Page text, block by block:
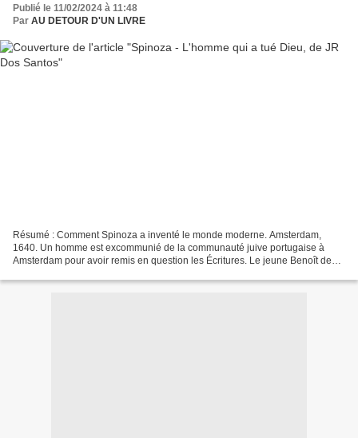
Publié le 11/02/2024 à 11:48
Par AU DETOUR D'UN LIVRE
Résumé : Comment Spinoza a inventé le monde moderne. Amsterdam,
1640. Un homme est excommunié de la communauté juive portugaise à
Amsterdam pour avoir remis en question les Écritures. Le jeune Benoît de